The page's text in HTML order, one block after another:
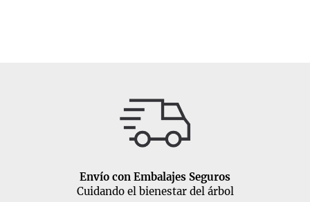
Envío con Embalajes Seguros
Cuidando el bienestar del árbol